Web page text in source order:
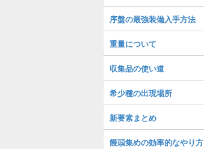
序盤の最強装備入手方法
重量について
収集品の使い道
希少種の出現場所
新要素まとめ
饅頭集めの効率的なやり方